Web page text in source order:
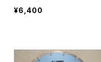
イヤモンドホイール 外径18
0mm タイル・薄物石材用・
¥6,400